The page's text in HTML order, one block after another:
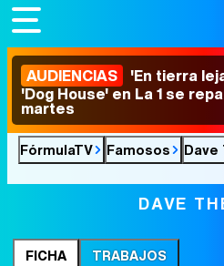
AUDIENCIAS 'En tierra
'Dog House' en La 1 se
martes
FórmulaTV Famosos Dave
DAVE
FICHA TRABAJOS